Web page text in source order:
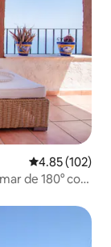
Calificación
4.85 (102)
de 180° con